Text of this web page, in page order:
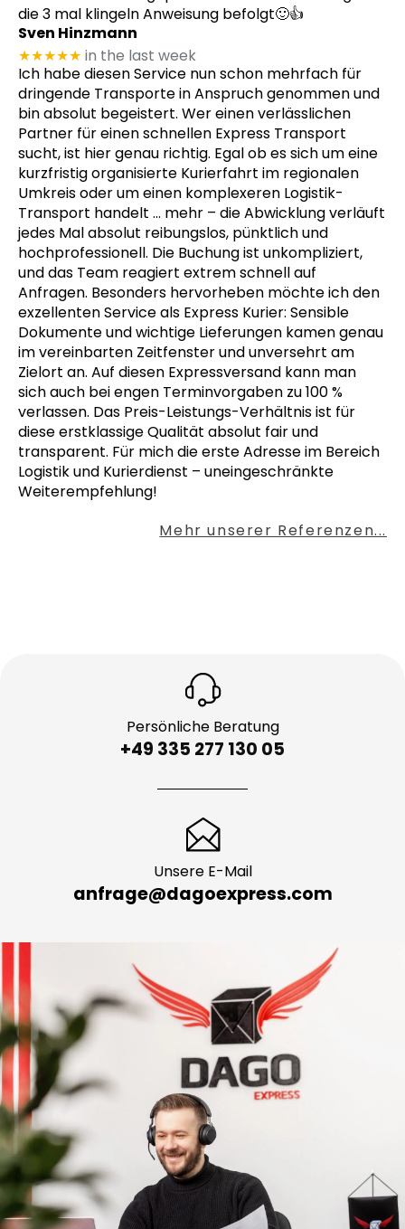
die 3 mal klingeln Anweisung befolgt🙂👍
Sven Hinzmann
★★★★★ in the last week
Ich habe diesen Service nun schon mehrfach für
dringende Transporte in Anspruch genommen und
bin absolut begeistert. Wer einen verlässlichen
Partner für einen schnellen Express Transport
sucht, ist hier genau richtig. Egal ob es sich um eine
kurzfristig organisierte Kurierfahrt im regionalen
Umkreis oder um einen komplexeren Logistik-
Transport handelt … mehr – die Abwicklung verläuft
jedes Mal absolut reibungslos, pünktlich und
hochprofessionell. Die Buchung ist unkompliziert,
und das Team reagiert extrem schnell auf
Anfragen. Besonders hervorheben möchte ich den
exzellenten Service als Express Kurier: Sensible
Dokumente und wichtige Lieferungen kamen genau
im vereinbarten Zeitfenster und unversehrt am
Zielort an. Auf diesen Expressversand kann man
sich auch bei engen Terminvorgaben zu 100 %
verlassen. Das Preis-Leistungs-Verhältnis ist für
diese erstklassige Qualität absolut fair und
transparent. Für mich die erste Adresse im Bereich
Logistik und Kurierdienst – uneingeschränkte
Weiterempfehlung!
Mehr unserer Referenzen...
Persönliche Beratung
+49 335 277 130 05
Unsere E-Mail
anfrage@dagoexpress.com